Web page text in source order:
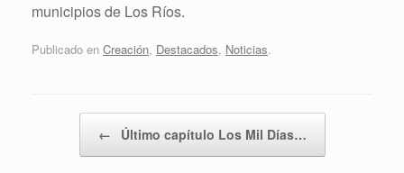
municipios de Los Ríos.
Publicado en Creación, Destacados, Noticias.
← Último capítulo Los Mil Días…